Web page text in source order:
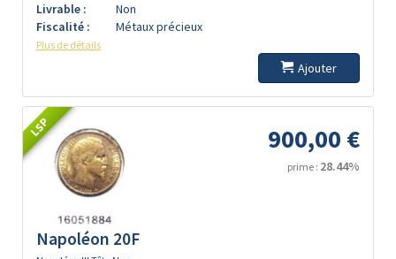
Livrable :
Non
Fiscalité :
Métaux précieux
Plus de détails
Ajouter
LSP 900,00 €
prime : 28.44%
Napoléon 20F